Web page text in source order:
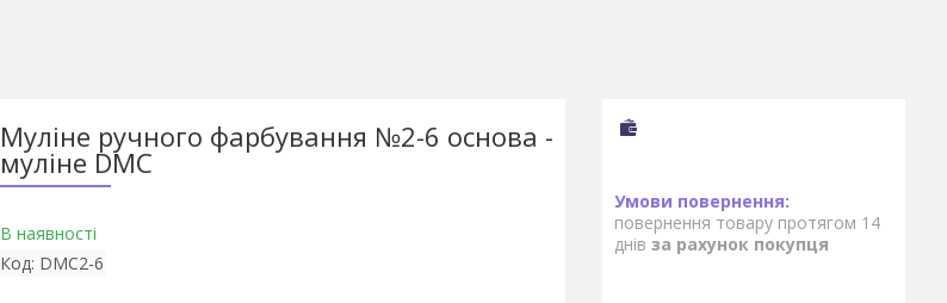
Муліне ручного фарбування №2-6 основа -
муліне DMC
В наявності
Код: DMC2-6
повернення товару протягом 14
днів за рахунок покупця